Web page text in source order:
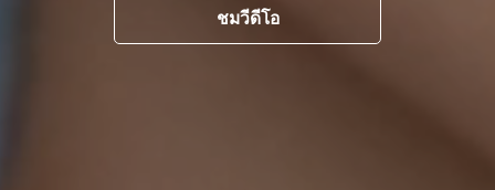
ชมวีดีโอ